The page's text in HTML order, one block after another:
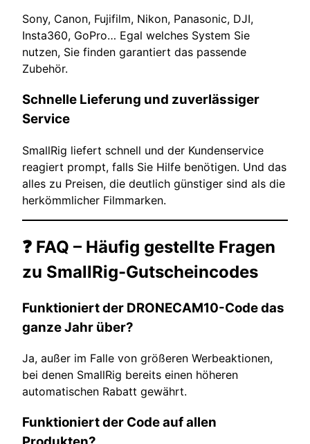
Sony, Canon, Fujifilm, Nikon, Panasonic, DJI,
Insta360, GoPro… Egal welches System Sie
nutzen, Sie finden garantiert das passende
Zubehör.
Schnelle Lieferung und zuverlässiger
Service
SmallRig liefert schnell und der Kundenservice
reagiert prompt, falls Sie Hilfe benötigen. Und das
alles zu Preisen, die deutlich günstiger sind als die
herkömmlicher Filmmarken.
❓ FAQ – Häufig gestellte Fragen
zu SmallRig-Gutscheincodes
Funktioniert der DRONECAM10-Code das
ganze Jahr über?
Ja, außer im Falle von größeren Werbeaktionen,
bei denen SmallRig bereits einen höheren
automatischen Rabatt gewährt.
Funktioniert der Code auf allen